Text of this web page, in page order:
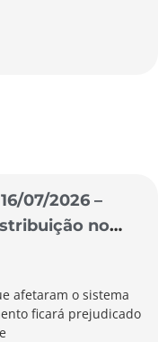
07/2026 –
no
afetaram o sistema
ficará prejudicado